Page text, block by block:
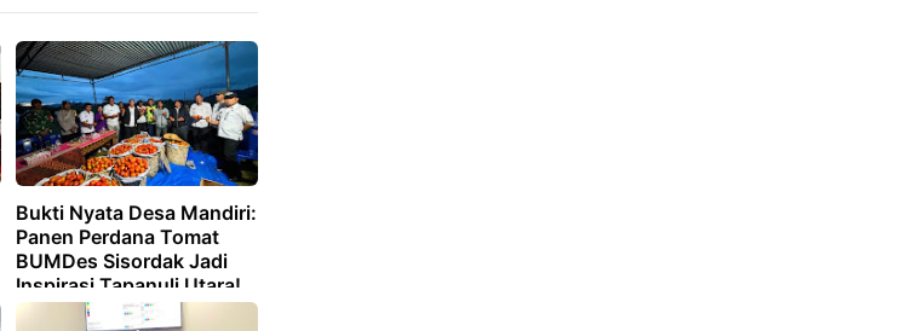
Bukti Nyata Desa Mandiri:
Panen Perdana Tomat
BUMDes Sisordak Jadi
Inspirasi Tapanuli Utara!